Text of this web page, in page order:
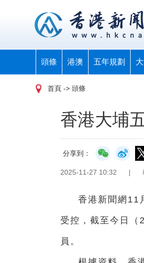
頭條 港澳 五年規劃
首頁 -> 頭條
香港大埔
分享到：
2025-11-27 10:32 |
香港新聞網11
受控，截至今日（
員。